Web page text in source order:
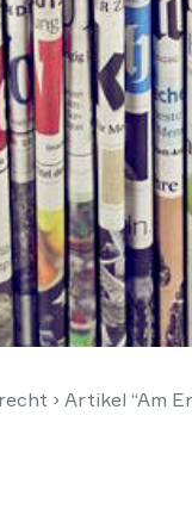
› Artikel “Am